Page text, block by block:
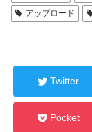
アップロード
Twitter
Pocket